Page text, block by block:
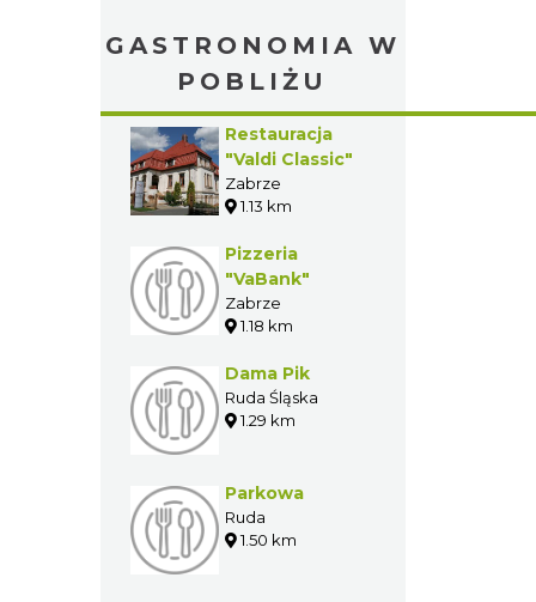
GASTRONOMIA W
POBLIŻU
Restauracja
"Valdi Classic"
Zabrze
1.13 km
Pizzeria
"VaBank"
Zabrze
1.18 km
Dama Pik
Ruda Śląska
1.29 km
Parkowa
Ruda
1.50 km